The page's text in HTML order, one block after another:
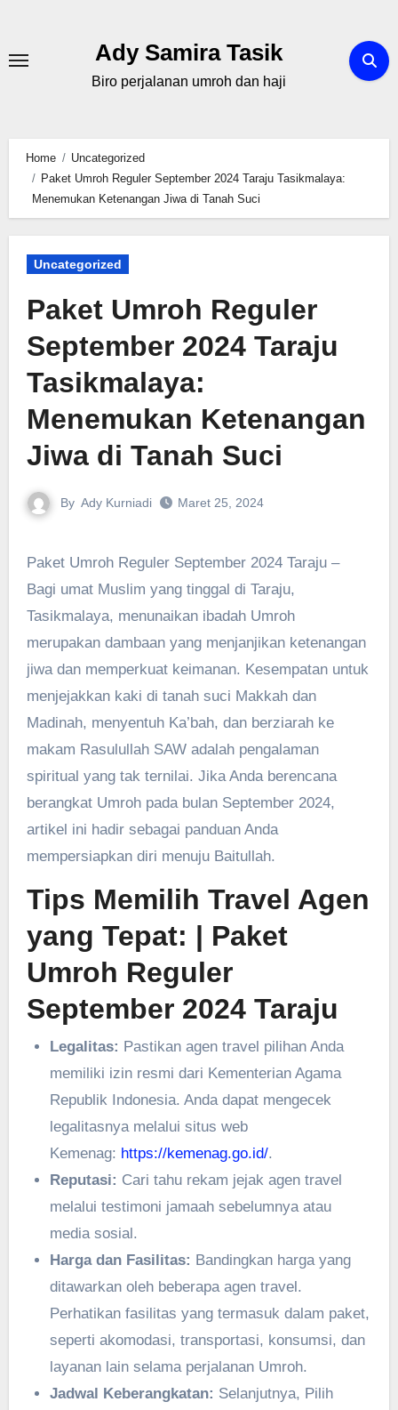
content
Ady Samira Tasik
Biro perjalanan umroh dan haji
Home
Uncategorized
Paket Umroh Reguler September 2024 Taraju Tasikmalaya:
Menemukan Ketenangan Jiwa di Tanah Suci
Uncategorized
Paket Umroh Reguler
September 2024 Taraju
Tasikmalaya:
Menemukan Ketenangan
Jiwa di Tanah Suci
By Ady Kurniadi Maret 25, 2024
Paket Umroh Reguler September 2024 Taraju –
Bagi umat Muslim yang tinggal di Taraju,
Tasikmalaya, menunaikan ibadah Umroh
merupakan dambaan yang menjanjikan ketenangan
jiwa dan memperkuat keimanan. Kesempatan untuk
menjejakkan kaki di tanah suci Makkah dan
Madinah, menyentuh Ka’bah, dan berziarah ke
makam Rasulullah SAW adalah pengalaman
spiritual yang tak ternilai. Jika Anda berencana
berangkat Umroh pada bulan September 2024,
artikel ini hadir sebagai panduan Anda
mempersiapkan diri menuju Baitullah.
Tips Memilih Travel Agen
yang Tepat: | Paket
Umroh Reguler
September 2024 Taraju
Legalitas: Pastikan agen travel pilihan Anda
memiliki izin resmi dari Kementerian Agama
Republik Indonesia. Anda dapat mengecek
legalitasnya melalui situs web
Kemenag: https://kemenag.go.id/.
Reputasi: Cari tahu rekam jejak agen travel
melalui testimoni jamaah sebelumnya atau
media sosial.
Harga dan Fasilitas: Bandingkan harga yang
ditawarkan oleh beberapa agen travel.
Perhatikan fasilitas yang termasuk dalam paket,
seperti akomodasi, transportasi, konsumsi, dan
layanan lain selama perjalanan Umroh.
Jadwal Keberangkatan: Selanjutnya, Pilih